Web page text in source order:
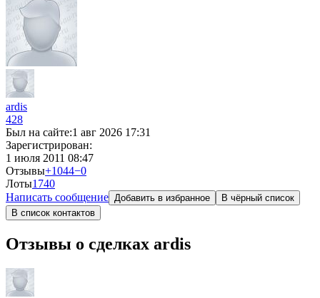
ardis
428
Был на сайте:1 авг 2026 17:31
Зарегистрирован:
1 июля 2011 08:47
Отзывы+1044−0
Лоты1740
Написать сообщение Добавить в избранное
В чёрный список
В список контактов
Отзывы о сделках ardis